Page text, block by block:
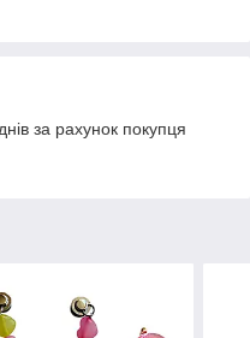
за рахунок покупця